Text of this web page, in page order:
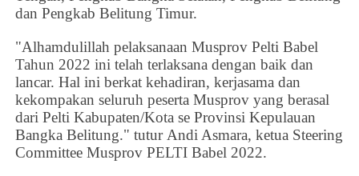
danPengkab Belitung Timur.
"Alhamdulillah pelaksanaan Musprov Pelti Babel
Tahun 2022 ini telah terlaksana dengan baik dan
lancar. Hal ini berkat kehadiran, kerjasama dan
kekompakan seluruh peserta Musprov yang berasal
dari Pelti Kabupaten/Kota se Provinsi Kepulauan
Bangka Belitung." tutur Andi Asmara, ketua Steering
Committee Musprov PELTI Babel 2022.